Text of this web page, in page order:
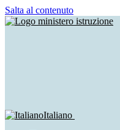
Salta al contenuto
Italiano